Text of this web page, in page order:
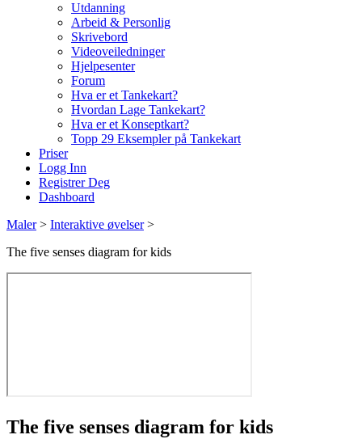
Utdanning
Arbeid & Personlig
Skrivebord
Videoveiledninger
Hjelpesenter
Forum
Hva er et Tankekart?
Hvordan Lage Tankekart?
Hva er et Konseptkart?
Topp 29 Eksempler på Tankekart
Priser
Logg Inn
Registrer Deg
Dashboard
Maler > Interaktive øvelser >
The five senses diagram for kids
The five senses diagram for kids